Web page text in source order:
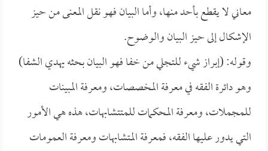
معاني لا يقطع بأحد منها، وأما البيان فهو نقل المعنى من حيز
الإشكال إلى حيز البيان والوضوح.
وقوله: (إبراز شيء للتجلي من خفا فهو البيان بحثه يهدي الشفا)
وهو دائرة الفقه في معرفة المخصصات، ومعرفة المبينات
للمجملات، ومعرفة المحكمات للمتتشابهات، هذه هي الأمور
التي يدور عليها الفقه، فمعرفة المتشابهات ومعرفة العمومات